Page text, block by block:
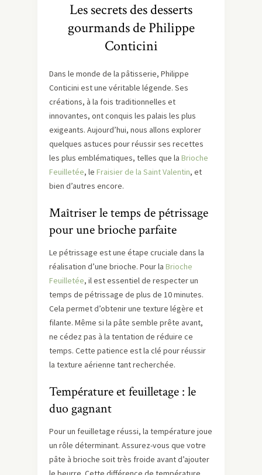
Les secrets des desserts
gourmands de Philippe
Conticini
Dans le monde de la pâtisserie, Philippe
Conticini est une véritable légende. Ses
créations, à la fois traditionnelles et
innovantes, ont conquis les palais les plus
exigeants. Aujourd’hui, nous allons explorer
quelques astuces pour réussir ses recettes
les plus emblématiques, telles que la Brioche
Feuilletée, le Fraisier de la Saint Valentin, et
bien d’autres encore.
Maîtriser le temps de pétrissage
pour une brioche parfaite
Le pétrissage est une étape cruciale dans la
réalisation d’une brioche. Pour la Brioche
Feuilletée, il est essentiel de respecter un
temps de pétrissage de plus de 10 minutes.
Cela permet d’obtenir une texture légère et
filante. Même si la pâte semble prête avant,
ne cédez pas à la tentation de réduire ce
temps. Cette patience est la clé pour réussir
la texture aérienne tant recherchée.
Température et feuilletage : le
duo gagnant
Pour un feuilletage réussi, la température joue
un rôle déterminant. Assurez-vous que votre
pâte à brioche soit très froide avant d’ajouter